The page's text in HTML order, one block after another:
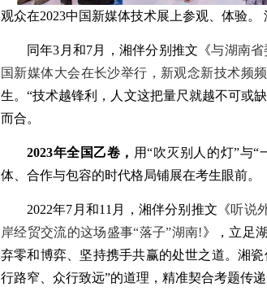
观众在2023中国新媒体技术展上参观、体验
同年3月和7月，湘伴分别推文《与湖南省
国新媒体大会在长沙举行，新观念新技术频
生。“技术越锋利，人文这把量尺就越不可或
而合。
2023年全国乙卷， 用“吹灭别人的灯”与
体、合作与包容的时代格局铺展在考生眼前。
2022年7月和11月，湘伴分别推文《听说
岸经贸交流的这场盛事“落子”湖南!》，立足
弃零和博弈、坚持携手共赢的处世之道。湘
行路窄、众行致远”的道理，精准契合考题传递